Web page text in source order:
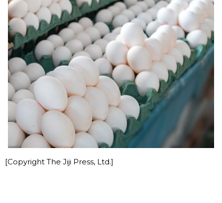
[Copyright The Jiji Press, Ltd.]